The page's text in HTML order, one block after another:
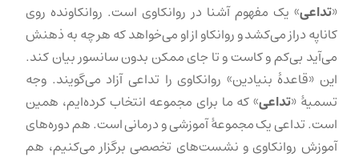
«تداعی» یک مفهوم آشنا در روانکاوی است. روانکاونده روی
کاناپه دراز می‌کشد و روانکاو از او می‌خواهد که هر چه به ذهنش
می‌آید بی‌کم و کاست و تا جای ممکن بدون سانسور بیان کند.
این «قاعدهٔ بنیادین» روانکاوی را تداعی آزاد می‌گویند. وجه
تسمیهٔ «تداعی» که ما برای مجموعه انتخاب کرده‌ایم، همین
است. تداعی یک مجموعهٔ آموزشی و درمانی است. هم دوره‌های
آموزش روانکاوی و نشست‌های تخصصی برگزار می‌کنیم، هم